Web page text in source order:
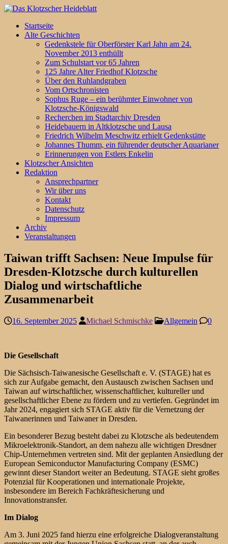
Startseite
Alte Geschichten
Gedenkstele für Oberförster Karl Jahn am 24.
November 2013 enthüllt
Zum Schulstart vor 65 Jahren
125 Jahre Alter Friedhof Klotzsche
Über den Ruhlandgraben
Vom Ortschronisten
Sophus Ruge – ein berühmter Einwohner von
Klotzsche-Königswald
Recherchen im Stadtarchiv Dresden
Heidebauern in Altklotzsche und Lausa
Friedrich Wilhelm Meschwitz erhielt Gedenkstätte
Johannes Thumm, ein führender deutscher Aquarianer
Erinnerungen von Estlers Enkelin
Klotzscher Ansichten
Redaktion
Ansprechpartner
Wir über uns
Kontakt
Datenschutz
Impressum
Archiv
Veranstaltungen
Taiwan trifft Sachsen: Neue Impulse für
Dresden-Klotzsche durch kulturellen
Dialog und wirtschaftliche
Zusammenarbeit
16. September 2025 Michael Schmischke Allgemein 0
Die Gesellschaft
Die Sächsisch-Taiwanesische Gesellschaft e. V. (STAGE) hat es
sich zur Aufgabe gemacht, den Austausch zwischen Sachsen und
Taiwan auf wirtschaftlicher, wissenschaftlicher, kultureller und
gesellschaftlicher Ebene zu fördern und zu vertiefen. Gegründet im
Jahr 2024, engagiert sich STAGE aktiv für die Vernetzung der
Taiwanerinnen und Taiwaner in Dresden.
Ein besonderer Bezug besteht dabei zu Klotzsche als bedeutendem
Mikroelektronik-Standort, an dem nahezu alle wichtigen Dresdner
Chip-Unternehmen vertreten sind. Mit der geplanten Ansiedlung der
European Semiconductor Manufacturing Company (ESMC)
gewinnt dieser Standort weiter an Bedeutung. STAGE sieht großes
Potenzial für Kooperationen und internationale Projekte,
insbesondere im Bereich Fachkräftesicherung und
Innovationstransfer.
Im Dialog
Am 3. Juni 2025 fand hierzu eine erfolgreiche Dialogveranstaltung